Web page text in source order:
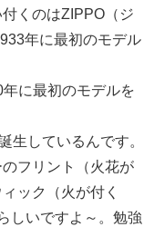
くのはZIPPO（ジ
年に最初のモデル
に最初のモデルを
生しているんです。
フリント（火花が
ック（火が付く
しいですよ～。勉強